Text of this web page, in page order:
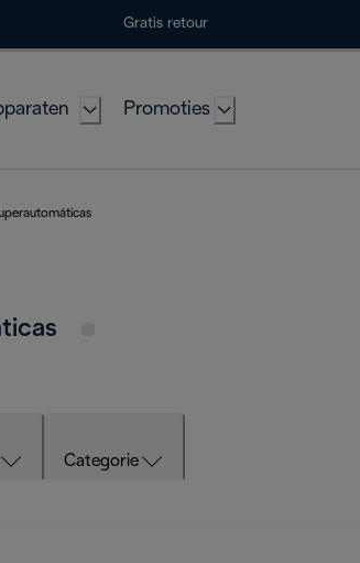
Gratis retour
Promoties
Categorie